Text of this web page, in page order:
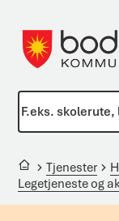
Du er her:Tjenester
Legetjeneste og